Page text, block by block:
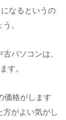
なるというの
。
パソコンは、
す。
価格がします
方がよい気がし